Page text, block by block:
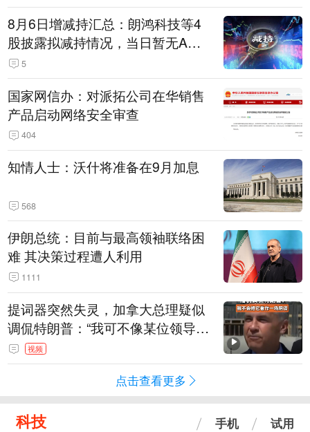
8月6日增减持汇总：朗鸿科技等4
股披露拟减持情况，当日暂无A股
公司披露拟增持情况（表）
5
国家网信办：对派拓公司在华销售
产品启动网络安全审查
404
知情人士：沃什将准备在9月加息
568
伊朗总统：目前与最高领袖联络困
难 其决策过程遭人利用
1111
提词器突然失灵，加拿大总理疑似
调侃特朗普：“我可不像某位领导
人，把这当成一场阴谋”，全场哄笑
视频
点击查看更多
科技 手机 试用